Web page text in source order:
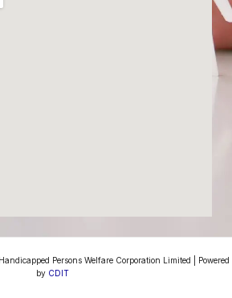
Persons Welfare Corporation Limited | Powered
by CDIT